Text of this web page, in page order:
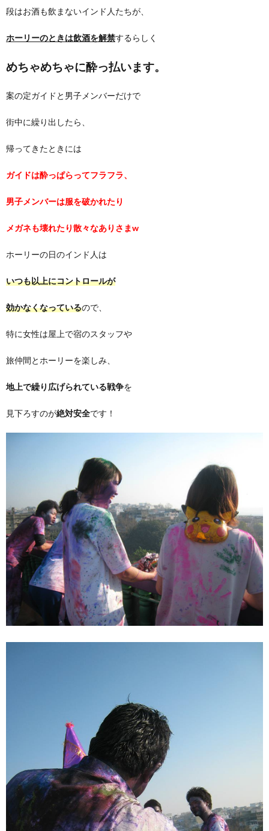
段はお酒も飲まないインド人たちが、
ホーリーのときは飲酒を解禁するらしく
めちゃめちゃに酔っ払います。
案の定ガイドと男子メンバーだけで
街中に繰り出したら、
帰ってきたときには
ガイドは酔っぱらってフラフラ、
男子メンバーは服を破かれたり
メガネも壊れたり散々なありさまw
ホーリーの日のインド人は
いつも以上にコントロールが
効かなくなっているので、
特に女性は屋上で宿のスタッフや
旅仲間とホーリーを楽しみ、
地上で繰り広げられている戦争を
見下ろすのが絶対安全です！